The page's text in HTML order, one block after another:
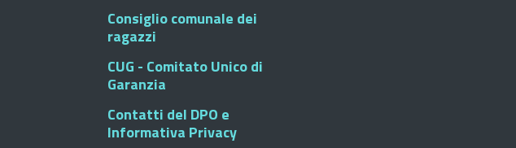
Consiglio comunale dei
ragazzi
CUG - Comitato Unico di
Garanzia
Contatti del DPO e
Informativa Privacy